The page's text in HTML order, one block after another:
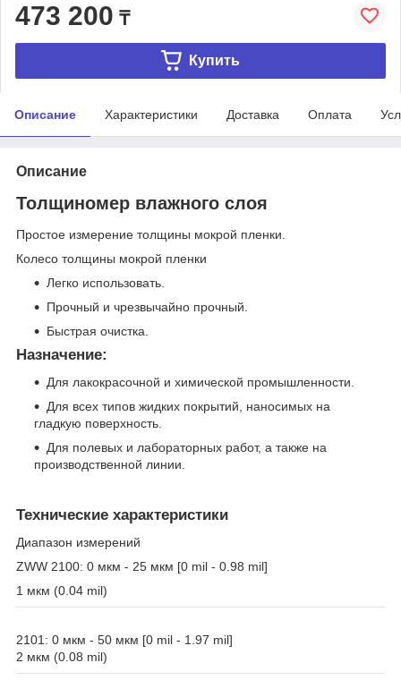
473 200 ₸
Купить
Описание Характеристики Доставка Оплата
Описание
Толщиномер влажного слоя
Простое измерение толщины мокрой пленки.
Колесо толщины мокрой пленки
Легко использовать.
Прочный и чрезвычайно прочный.
Быстрая очистка.
Назначение:
Для лакокрасочной и химической промышленности.
Для всех типов жидких покрытий, наносимых на
гладкую поверхность.
Для полевых и лабораторных работ, а также на
производственной линии.
Технические характеристики
Диапазон измерений
ZWW 2100: 0 мкм - 25 мкм [0 mil - 0.98 mil]
1 мкм (0.04 mil)
2101: 0 мкм - 50 мкм [0 mil - 1.97 mil]
2 мкм (0.08 mil)